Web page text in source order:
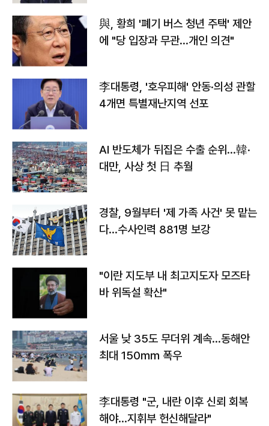
與, 황희 '폐기 버스 청년 주택' 제안
에 "당 입장과 무관…개인 의견"
李대통령, '호우피해' 안동·의성 관할
4개면 특별재난지역 선포
AI 반도체가 뒤집은 수출 순위…韓·
대만, 사상 첫 日 추월
경찰, 9월부터 '제 가족 사건' 못 맡는
다…수사인력 881명 보강
"이란 지도부 내 최고지도자 모즈타
바 위독설 확산"
서울 낮 35도 무더위 계속…동해안
최대 150㎜ 폭우
李대통령 "군, 내란 이후 신뢰 회복
해야…지휘부 헌신해달라"